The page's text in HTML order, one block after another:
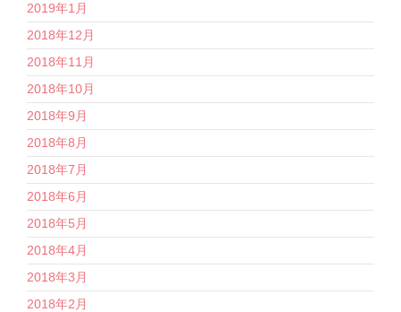
2019年1月
2018年12月
2018年11月
2018年10月
2018年9月
2018年8月
2018年7月
2018年6月
2018年5月
2018年4月
2018年3月
2018年2月